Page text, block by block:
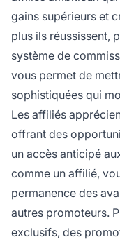
gains supérieurs et
plus ils réussissent,
système de
vous permet de
sophistiquées qui
Les affiliés
offrant des
un accès anticipé
comme un affilié,
permanence des
autres promoteurs.
exclusifs, des